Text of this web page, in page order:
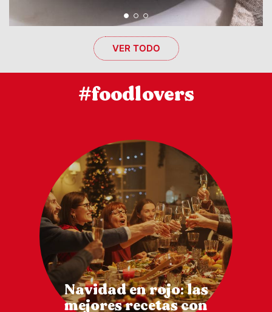
VER TODO
#foodlovers
Navidad en rojo: las
mejores recetas con